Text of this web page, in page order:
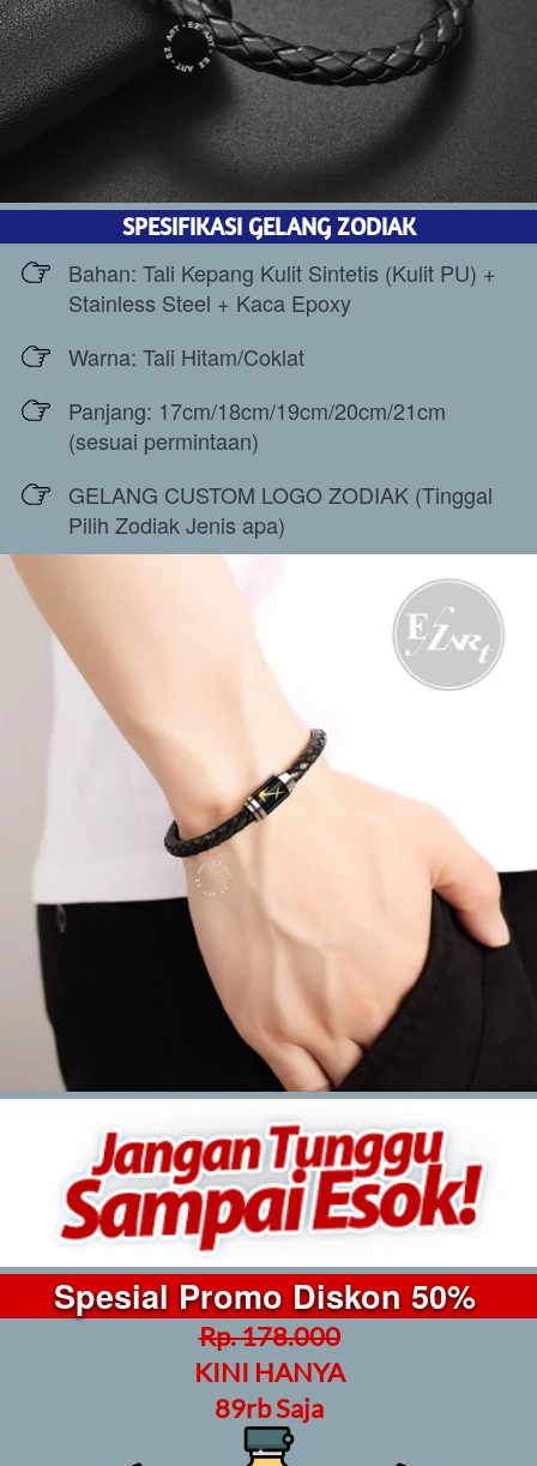
SPESIFIKASI GELANG ZODIAK
Bahan: Tali Kepang Kulit Sintetis (Kulit PU) +
Stainless Steel + Kaca Epoxy
Warna: Tali Hitam/Coklat
Panjang: 17cm/18cm/19cm/20cm/21cm
(sesuai permintaan)
GELANG CUSTOM LOGO ZODIAK (Tinggal
Pilih Zodiak Jenis apa)
Spesial Promo Diskon 50%
Rp. 178.000
KINI HANYA
89rb Saja